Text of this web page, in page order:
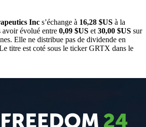
Inc s’échange à 16,28 $US à la
avoir évolué entre 0,09 $US et 30,00 $US sur
Elle ne distribue pas de dividende en
titre est coté sous le tickerGRTX dans le